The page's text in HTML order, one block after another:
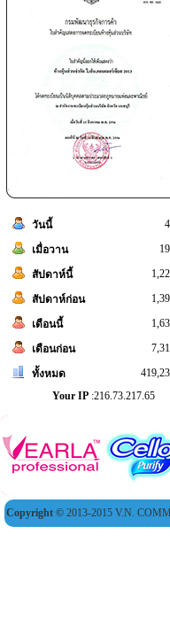
วันนี้
เมื่อวาน
สัปดาห์นี้
สัปดาห์ก่อน
เดือนนี้
เดือนก่อน
ทั้งหมด
Your IP :216.73.217.65
Copyright © 2013-2015 V.N.